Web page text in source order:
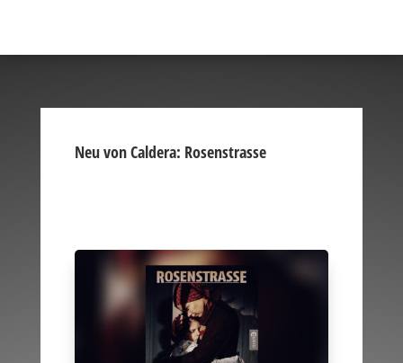
Neu von Caldera: Rosenstrasse